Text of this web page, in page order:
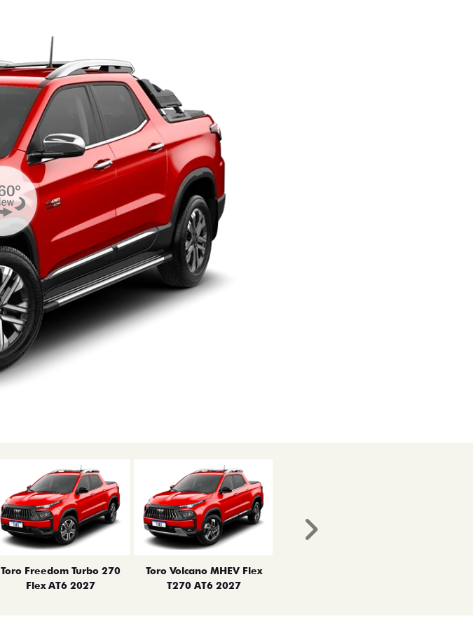
Toro Freedom Turbo 270
Flex AT6 2027
Toro Volcano MHEV Flex
T270 AT6 2027
Próximo